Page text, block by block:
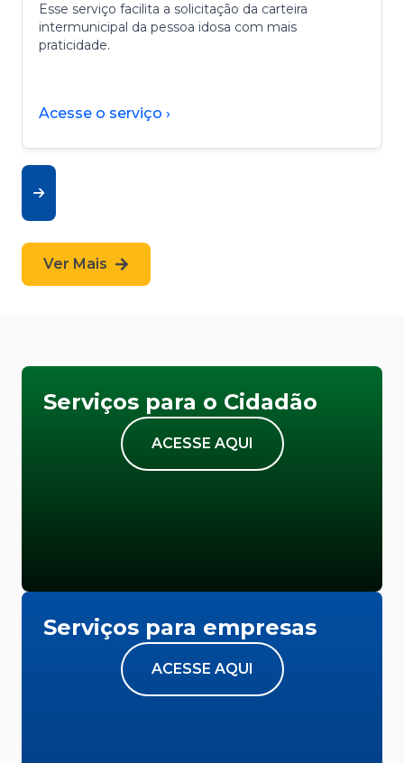
Esse serviço facilita a solicitação da carteira
intermunicipal da pessoa idosa com mais
praticidade.
Acesse o serviço ›
Ver Mais
Serviços para o Cidadão
ACESSE AQUI
Serviços para empresas
ACESSE AQUI